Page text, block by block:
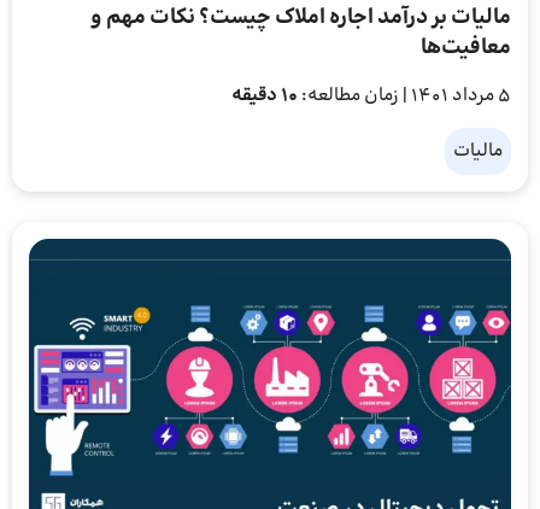
مالیات بر درآمد اجاره املاک چیست؟ نکات مهم و
معافیت‌ها
5 مرداد 1401 | زمان مطالعه: 10 دقیقه
مالیات